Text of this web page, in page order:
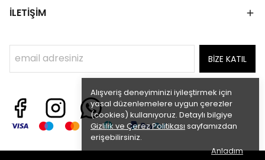
Alışveriş deneyiminizi iyileştirmek için
yasal düzenlemelere uygun çerezler
(cookies) kullanıyoruz. Detaylı bilgiye
Gizlilik ve Çerez Politikası sayfamızdan
erişebilirsiniz.
Anladım
İLETİŞİM
BİZE KATIL